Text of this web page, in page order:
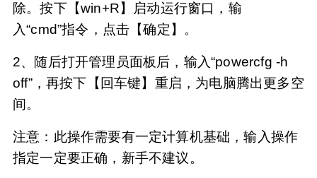
除。按下【win+R】启动运行窗口，输
入“cmd”指令，点击【确定】。
2、随后打开管理员面板后，输入“powercfg -h
off”，再按下【回车键】重启，为电脑腾出更多空
间。
注意：此操作需要有一定计算机基础，输入操作
指定一定要正确，新手不建议。